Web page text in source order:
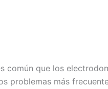
común que los
problemas más